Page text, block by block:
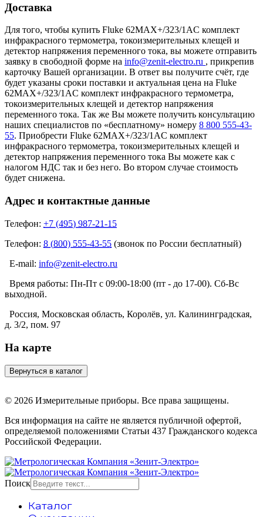
Доставка
Для того, чтобы купить Fluke 62MAX+/323/1AC комплект
инфракрасного термометра, токоизмерительных клещей и
детектор напряжения переменного тока, вы можете отправить
заявку в свободной форме на info@zenit-electro.ru , прикрепив
карточку Вашей организации. В ответ вы получите счёт, где
будет указаны сроки поставки и актуальная цена на Fluke
62MAX+/323/1AC комплект инфракрасного термометра,
токоизмерительных клещей и детектор напряжения
переменного тока. Так же Вы можете получить консультацию
наших специалистов по «бесплатному» номеру 8 800 555-43-
55. Приобрести Fluke 62MAX+/323/1AC комплект
инфракрасного термометра, токоизмерительных клещей и
детектор напряжения переменного тока Вы можете как с
налогом НДС так и без него. Во втором случае стоимость
будет снижена.
Адрес и контактные данные
Телефон: +7 (495) 987-21-15
Телефон: 8 (800) 555-43-55 (звонок по России бесплатный)
E-mail: info@zenit-electro.ru
Время работы: Пн-Пт с 09:00-18:00 (пт - до 17-00). Сб-Вс
выходной.
Россия, Московская область, Королёв, ул. Калининградская,
д. 3/2, пом. 97
На карте
© 2026 Измерительные приборы. Все права защищены.
Вся информация на сайте не является публичной офертой,
определяемой положениями Статьи 437 Гражданского кодекса
Российской Федерации.
Поиск
Каталог